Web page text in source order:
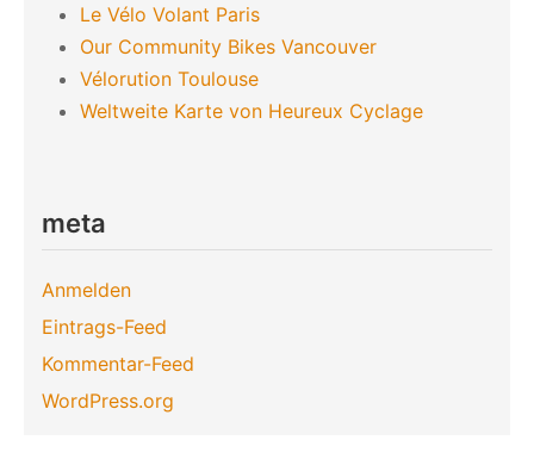
Le Vélo Volant Paris
Our Community Bikes Vancouver
Vélorution Toulouse
Weltweite Karte von Heureux Cyclage
meta
Anmelden
Eintrags-Feed
Kommentar-Feed
WordPress.org